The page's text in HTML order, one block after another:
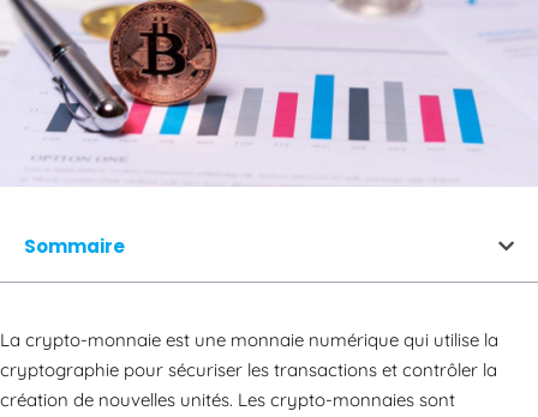
Sommaire
La crypto-monnaie est une monnaie numérique qui utilise la
cryptographie pour sécuriser les transactions et contrôler la
création de nouvelles unités. Les crypto-monnaies sont